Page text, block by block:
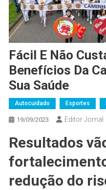
Fácil E Não
Benefícios Da
Sua Saúde
Autocuidado Esportes
19/09/2023 Editor Jornal
Resultados
redução do